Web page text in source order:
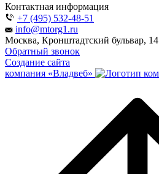
Контактная информация
+7 (495) 532-48-51
info@mtorg1.ru
Москва, Кронштадтский бульвар, 14
Обратный звонок
Создание сайта
компания «Владвеб»